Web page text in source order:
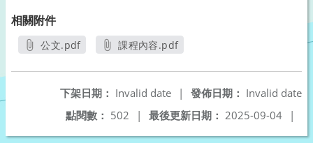
相關附件
公文.pdf
課程內容.pdf
發佈日期： Invalid date
下架日期： Invalid date
|
最後更新日期： 2025-09-04 |
點閱數： 502 |